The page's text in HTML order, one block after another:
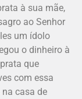
à sua mãe,
ao Senhor
um ídolo
o dinheiro à
que
com essa
casa de